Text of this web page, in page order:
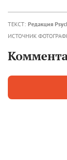
ТЕКСТ: Редакция
ИСТОЧНИК